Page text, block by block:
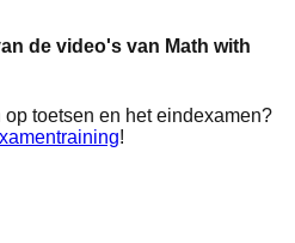
de video's van Math with
toetsen en het eindexamen?
!